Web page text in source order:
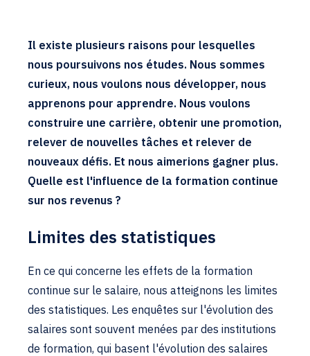
Il existe plusieurs raisons pour lesquelles
nous poursuivons nos études. Nous sommes
curieux, nous voulons nous développer, nous
apprenons pour apprendre. Nous voulons
construire une carrière, obtenir une promotion,
relever de nouvelles tâches et relever de
nouveaux défis. Et nous aimerions gagner plus.
Quelle est l'influence de la formation continue
sur nos revenus ?
Limites des statistiques
En ce qui concerne les effets de la formation
continue sur le salaire, nous atteignons les limites
des statistiques. Les enquêtes sur l'évolution des
salaires sont souvent menées par des institutions
de formation, qui basent l'évolution des salaires